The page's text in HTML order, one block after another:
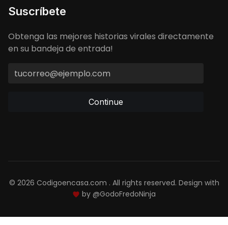
Suscríbete
Obtenga las mejores historias virales directamente
en su bandeja de entrada!
Continue
© 2026 Codigoencasa.com . All rights reserved. Design with
by @GodoFredoNinja